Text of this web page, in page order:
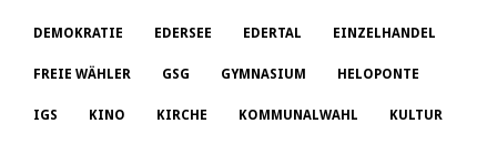
DEMOKRATIE EDERSEE EDERTAL EINZELHANDEL
FREIE WÄHLER GSG GYMNASIUM HELOPONTE
IGS KINO KIRCHE KOMMUNALWAHL KULTUR